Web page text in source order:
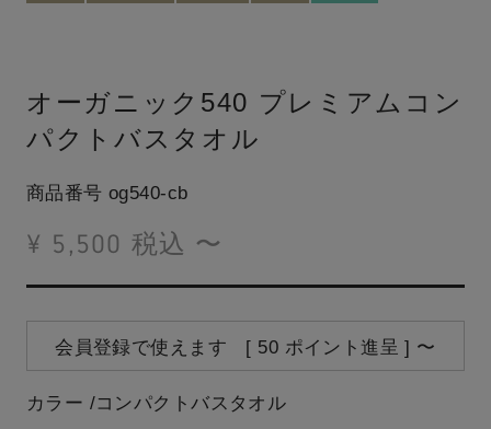
オーガニック540 プレミアムコン
パクトバスタオル
商品番号 og540-cb
¥ 5,500 税込 〜
会員登録で使えます [ 50 ポイント進呈 ] 〜
カラー コンパクトバスタオル